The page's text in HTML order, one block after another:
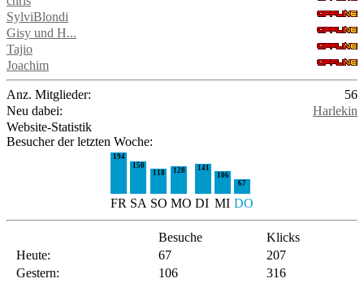
SylviBlondi
Gisy und H...
Tajio
Joachim
Anz. Mitglieder:
56
Neu dabei:
Harlekin
Website-Statistik
Besucher der letzten Woche:
194
150
118
128
141
106
67
FR SA SO MO DI MI DO
Besuche
Klicks
Heute:
67
207
Gestern:
106
316